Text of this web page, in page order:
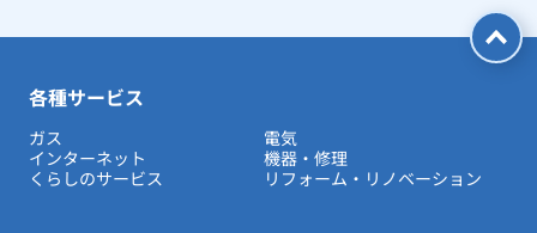
各種サービス
ガス
電気
インターネット
機器・修理
くらしのサービス
リフォーム・リノベーション